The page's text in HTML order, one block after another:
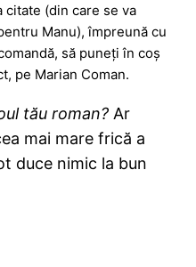
citate (din care se va
Manu), împreună cu
să puneți în coș
pe Marian Coman.
tău roman? Ar
mai mare frică a
duce nimic la bun